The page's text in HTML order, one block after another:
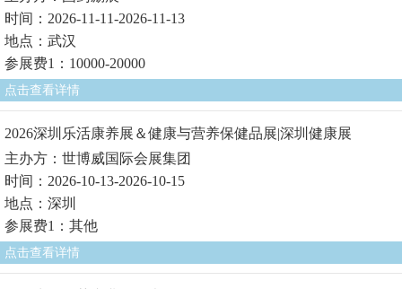
时间：2026-11-11-2026-11-13
地点：武汉
参展费1：10000-20000
点击查看详情
2026深圳乐活康养展＆健康与营养保健品展|深圳健康展
主办方：世博威国际会展集团
时间：2026-10-13-2026-10-15
地点：深圳
参展费1：其他
点击查看详情